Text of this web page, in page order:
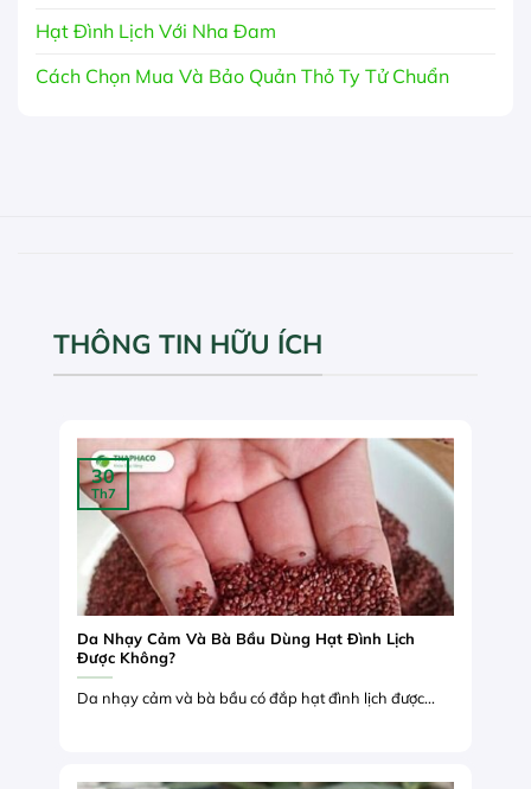
Hạt Đình Lịch Với Nha Đam
Cách Chọn Mua Và Bảo Quản Thỏ Ty Tử Chuẩn
THÔNG TIN HỮU ÍCH
Da Nhạy Cảm Và Bà Bầu Dùng Hạt Đình Lịch
Được Không?
Da nhạy cảm và bà bầu có đắp hạt đình lịch được...
30
Th7